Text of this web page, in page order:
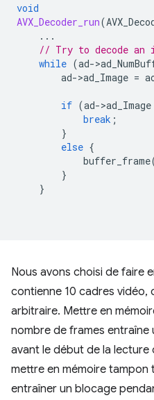
void
AVX_Decoder_run(
...
// Try to decode an
while (ad->
ad->ad_Image =
if (ad->ad_Image
break ;
}
else {
buffer_frame
}
}
Nous avons choisi de faire
contienne 10 cadres vidéo,
arbitraire. Mettre en
nombre de frames
avant le début de la lecture
mettre en mémoire
entraîner un blocage